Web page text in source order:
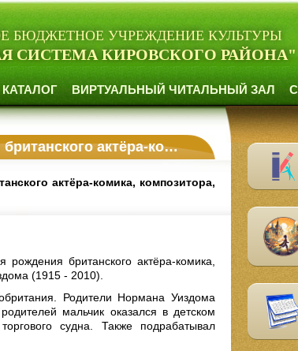
БЮДЖЕТНОЕ УЧРЕЖДЕНИЕ КУЛЬТУРЫ
СИСТЕМА КИРОВСКОГО РАЙОНА"
ВИРТУАЛЬНЫЙ ЧИТАЛЬНЫЙ ЗАЛ
продюсера и сценариста Нормана Уиздома
актёра-комика, композитора,
британского актёра-комика,
(1915 - 2010).
Родители Нормана Уиздома
мальчик оказался в детском
судна. Также подрабатывал